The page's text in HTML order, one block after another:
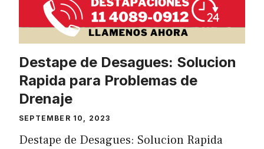
Destape de Desagues: Solucion
Rapida para Problemas de
Drenaje
SEPTEMBER 10, 2023
Destape de Desagues: Solucion Rapida